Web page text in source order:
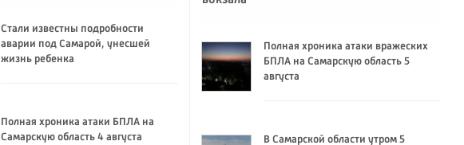
Стали известны подробности
аварии под Самарой, унесшей
жизнь ребенка
Полная хроника атаки БПЛА на
Самарскую область 4 августа
Полная хроника атаки вражеских
БПЛА на Самарскую область 5
августа
В Самарской области утром 5